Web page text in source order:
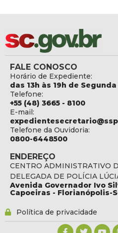
FALE CONOSCO
Horário de Expediente:
das 13h às 19h de
Telefone:
+55 (48) 3665 - 8100
E-mail:
Telefone da Ouvidoria:
0800-6448500
ENDEREÇO
CENTRO ADMINISTRATIVO
DELEGADA DE POLÍCIA
Avenida Governador Ivo
Capoeiras - Florianópolis-
Política de privacidade